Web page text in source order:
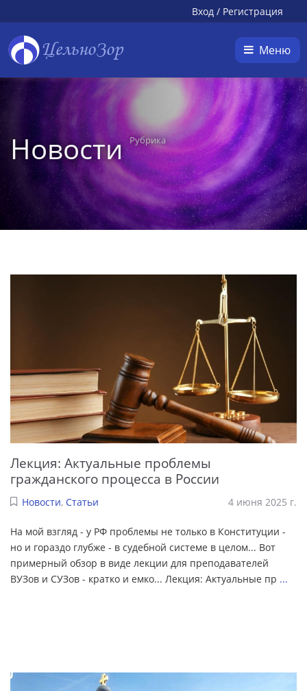
Вход / Регистрация
ЦельноЗор Меню
НовостиРубрика
Лекция: Актуальные проблемы
гражданского процесса в России
Новости, Статьи 4 июня 2025 г.
На мой взгляд - у РФ проблемы не только в Конституции -
но и гораздо глубже - в судебной системе в целом... Вот
примерный обзор в виде лекции для преподавателей
ВУЗов и СУЗов - кратко и емко... Лекция: Актуальные пр ...